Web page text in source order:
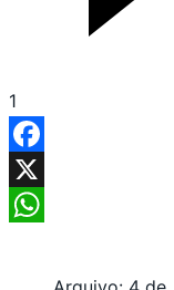
1
Facebook
X